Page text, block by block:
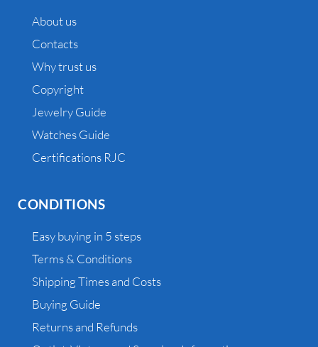
About us
Contacts
Why trust us
Copyright
Jewelry Guide
Watches Guide
Certifications RJC
CONDITIONS
Easy buying in 5 steps
Terms & Conditions
Shipping Times and Costs
Buying Guide
Returns and Refunds